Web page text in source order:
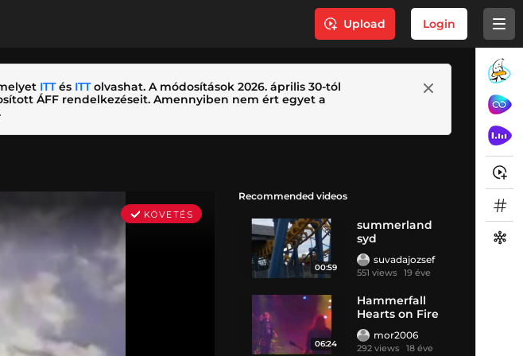
Upload Login
ITTés ITTolvashat. A módosítások 2026. április 30-tól
ÁFF rendelkezéseit. Amennyiben nem ért egyet a
Recommended videos
00:59
summerland
syd
suvadajozsef
551 views 19 éve
06:24
Hammerfall
Hearts on Fire
Live
mor2006
292 views 18 éve